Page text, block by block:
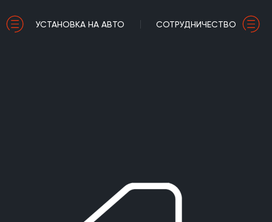
УСТАНОВКА НА АВТО СОТРУДНИЧЕСТВО